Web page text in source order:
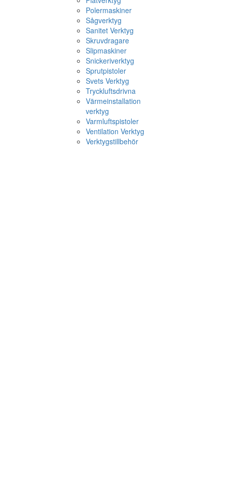
Polermaskiner
Sågverktyg
Sanitet Verktyg
Skruvdragare
Slipmaskiner
Snickeriverktyg
Sprutpistoler
Svets Verktyg
Tryckluftsdrivna
Värmeinstallation
verktyg
Varmluftspistoler
Ventilation Verktyg
Verktygstillbehör